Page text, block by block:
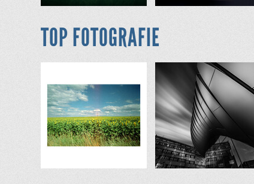
TOP FOTOGRAFIE